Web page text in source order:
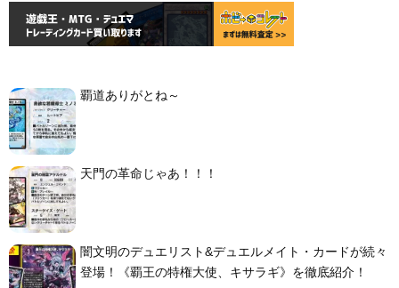
覇道ありがとね～
天門の革命じゃあ！！！
闇文明のデュエリスト&デュエルメイト・カードが続々
登場！《覇王の特権大使、キサラギ》を徹底紹介！